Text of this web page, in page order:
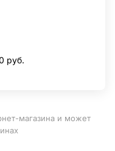
руб.
магазина и может